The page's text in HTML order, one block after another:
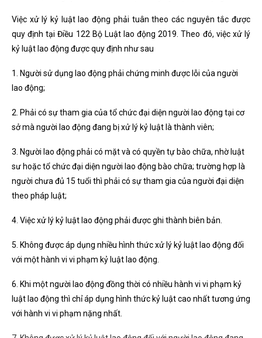
Việc xử lý kỷ luật lao động phải tuân theo các nguyên tắc được
quy định tại Điều 122 Bộ Luật lao động 2019. Theo đó, việc xử lý
kỷ luật lao động được quy định như sau
1. Người sử dụng lao động phải chứng minh được lỗi của người
lao động;
2. Phải có sự tham gia của tổ chức đại diện người lao động tại cơ
sở mà người lao động đang bị xử lý kỷ luật là thành viên;
3. Người lao động phải có mặt và có quyền tự bào chữa, nhờ luật
sư hoặc tổ chức đại diện người lao động bào chữa; trường hợp là
người chưa đủ 15 tuổi thì phải có sự tham gia của người đại diện
theo pháp luật;
4. Việc xử lý kỷ luật lao động phải được ghi thành biên bản.
5. Không được áp dụng nhiều hình thức xử lý kỷ luật lao động đối
với một hành vi vi phạm kỷ luật lao động.
6. Khi một người lao động đồng thời có nhiều hành vi vi phạm kỷ
luật lao động thì chỉ áp dụng hình thức kỷ luật cao nhất tương ứng
với hành vi vi phạm nặng nhất.